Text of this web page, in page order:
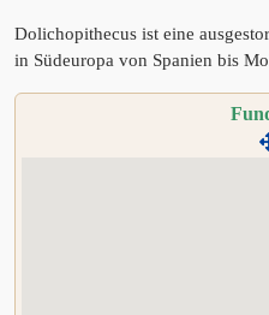
Dolichopithecus ist eine
in Südeuropa von Spanien bis